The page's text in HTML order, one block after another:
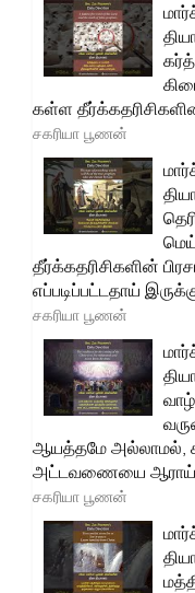
கள்ள
சகரியா பூணன்
தீர்க்கதரிசிகளின்
எப்படிப்பட்டதாய்
சகரியா பூணன்
ஆயத்தமே அல்லாமல்,
அட்டவணையை
சகரியா பூணன்